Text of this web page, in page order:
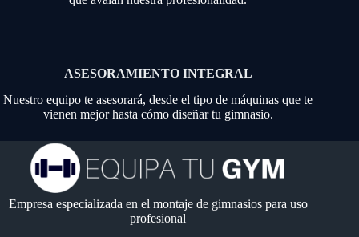
ASESORAMIENTO INTEGRAL
Nuestro equipo te asesorará, desde el tipo de máquinas que te
vienen mejor hasta cómo diseñar tu gimnasio.
Empresa especializada en el montaje de gimnasios para uso
profesional